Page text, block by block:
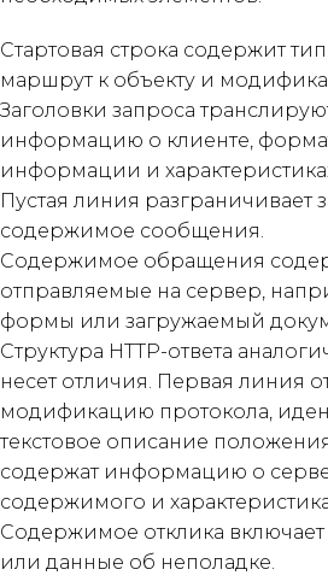
Стартовая строка содержит
маршрут к объекту и
Заголовки запроса
информацию о клиенте,
информации и
Пустая линия разграничивает
содержимое сообщения.
Содержимое обращения
отправляемые на сервер,
формы или загружаемый
Структура HTTP-ответа
несет отличия. Первая линия
модификацию протокола,
текстовое описание
содержат информацию о
содержимого и
Содержимое отклика
или данные об неполадке.